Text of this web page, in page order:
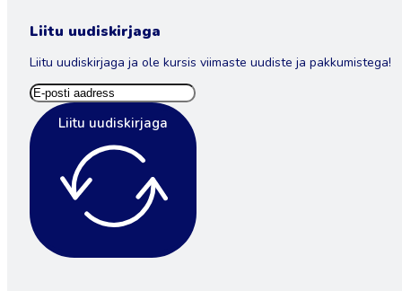
Liitu uudiskirjaga
Liitu uudiskirjaga ja ole kursis viimaste uudiste ja pakkumistega!
Liitu uudiskirjaga